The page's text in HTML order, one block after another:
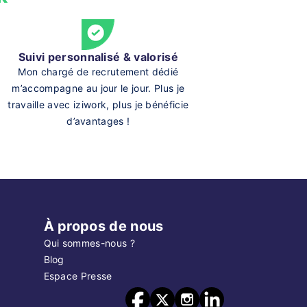
Suivi personnalisé & valorisé
Mon chargé de recrutement dédié
m’accompagne au jour le jour. Plus je
travaille avec iziwork, plus je bénéficie
d’avantages !
À propos de nous
Qui sommes-nous ?
Blog
Espace Presse